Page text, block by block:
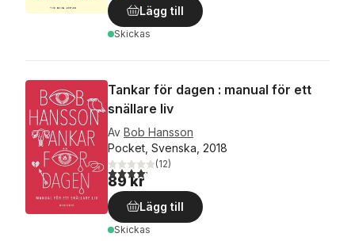
Lägg till
Skickas
Tankar för dagen : manual för ett
snällare liv
Av Bob Hansson
Pocket, Svenska, 2018
4,2utav 5 stjärnor. Totalt antal röster:
(12)
89 kr
Lägg till
Skickas